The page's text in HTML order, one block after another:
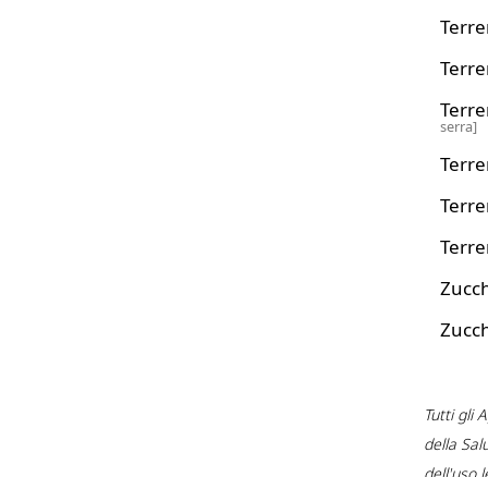
serra]
Tutti gli
della